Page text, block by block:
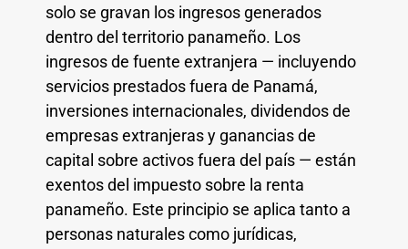
solo se gravan los ingresos generados
dentro del territorio panameño. Los
ingresos de fuente extranjera — incluyendo
servicios prestados fuera de Panamá,
inversiones internacionales, dividendos de
empresas extranjeras y ganancias de
capital sobre activos fuera del país — están
exentos del impuesto sobre la renta
panameño. Este principio se aplica tanto a
personas naturales como jurídicas,